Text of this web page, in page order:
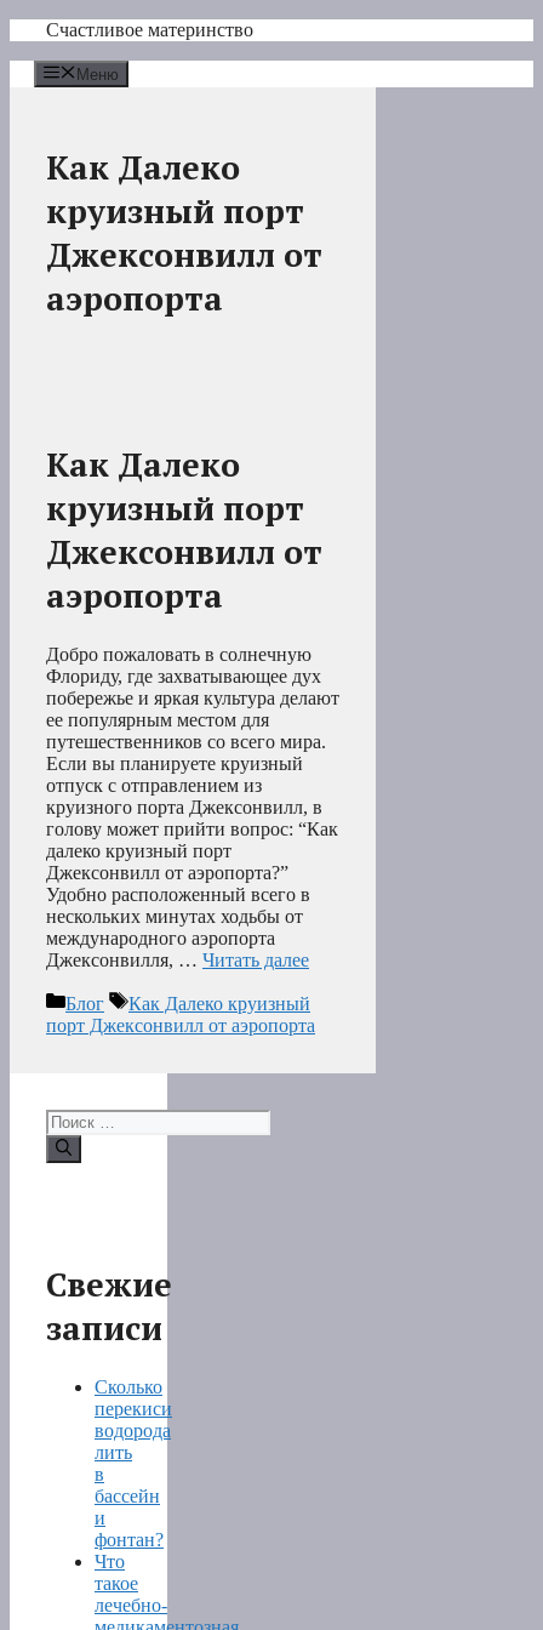
Перейти
содержимому
Счастливое материнство
Меню
Как Далеко
круизный порт
Джексонвилл от
аэропорта
Как Далеко
круизный порт
Джексонвилл от
аэропорта
Добро пожаловать в солнечную
Флориду, где захватывающее дух
побережье и яркая культура делают
ее популярным местом для
путешественников со всего мира.
Если вы планируете круизный
отпуск с отправлением из
круизного порта Джексонвилл, в
голову может прийти вопрос: “Как
далеко круизный порт
Джексонвилл от аэропорта?”
Удобно расположенный всего в
нескольких минутах ходьбы от
международного аэропорта
Джексонвилля, … Читать далее
Рубрики
Блог Метки
Как Далеко круизный
порт Джексонвилл от аэропорта
Поиск:
Свежие
записи
Сколько
перекиси
водорода
лить
в
бассейн
и
фонтан?
Что
такое
лечебно-